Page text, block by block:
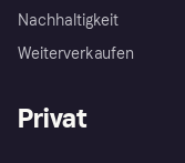
Nachhaltigkeit
Weiterverkaufen
Privat